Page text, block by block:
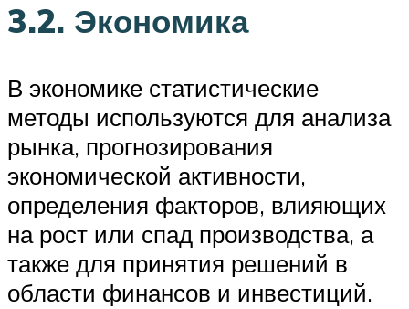
3.2. Экономика
В экономике статистические
методы используются для анализа
рынка, прогнозирования
экономической активности,
определения факторов, влияющих
на рост или спад производства, а
также для принятия решений в
области финансов и инвестиций.